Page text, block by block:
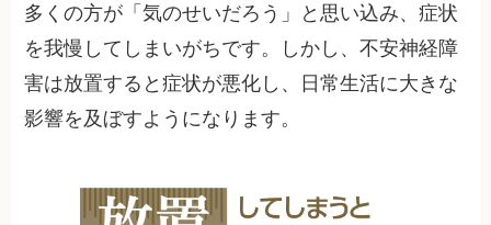
多くの方が「気のせいだろう」と思い込み、症状
を我慢してしまいがちです。しかし、不安神経障
害は放置すると症状が悪化し、日常生活に大きな
影響を及ぼすようになります。